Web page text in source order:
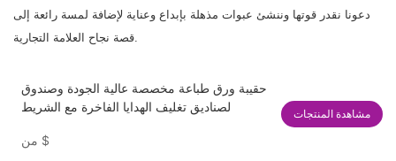
دعونا نقدر قوتها وننشئ عبوات مذهلة بإبداع وعناية لإضافة لمسة رائعة إلى
قصة نجاح العلامة التجارية.
حقيبة ورق طباعة مخصصة عالية الجودة وصندوق
لصناديق تغليف الهدايا الفاخرة مع الشريط
$
مشاهدة المنتجات